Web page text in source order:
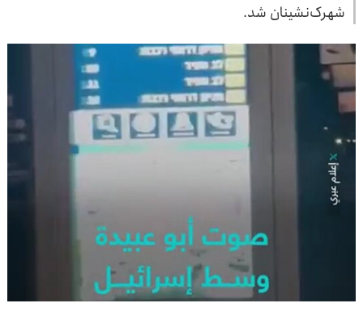
شهرک‌نشینان شد.